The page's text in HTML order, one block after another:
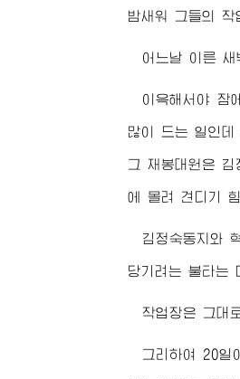
밤새워 그들의 작
어느날 이른 새
이윽해서야 잠
많이 드는 일인
그 재봉대원은 김
에 몰려 견디기
김정숙동지 와
당기려는 불타는
작업장은 그대
그리하여 20일